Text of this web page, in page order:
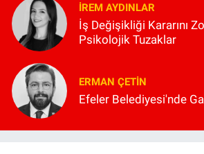
İREM AYDINLAR
İş Değişikliği Kararını
Psikolojik Tuzaklar
ERMAN ÇETIN
Efeler Belediyesi'nde